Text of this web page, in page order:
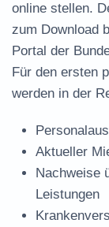
online stellen.
zum Download
Portal der
Für den ersten
werden in der
Aktueller
Nachweise
Leistungen